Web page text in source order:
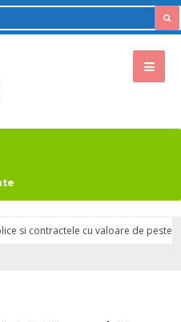
si contractele cu valoare de peste